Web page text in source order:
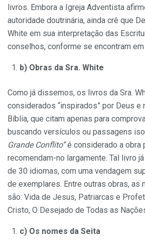
livros. Embora a Igreja Adventista
autoridade doutrinária, ainda crê que
White em sua interpretação das
conselhos, conforme se encontram
b) Obras da Sra. White
Como já dissemos, os livros da Sra.
considerados “inspirados” por Deus e
Bíblia, que citam apenas para
buscando versículos ou passagens
Grande Conflito”é considerado a obra
recomendam-no largamente. Tal livro
de 30 idiomas, com uma vendagem
de exemplares. Entre outras obras, as
são: Vida de Jesus, Patriarcas e
Cristo, O Desejado de Todas as
c) Os nomes da Seita